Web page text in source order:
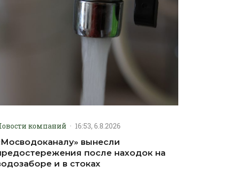
компаний · 16:53, 6.8.2026
вынесли
после находок на
и в стоках